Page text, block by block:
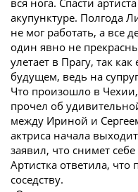
вся нога. Спасти
акупунктуре. Полгода
не мог работать, а все
один явно не
улетает в Прагу, так
будущем, ведь на
Что произошло в
прочел об
между Ириной и
актриса начала
заявил, что снимет
Артистка ответила,
соседству.